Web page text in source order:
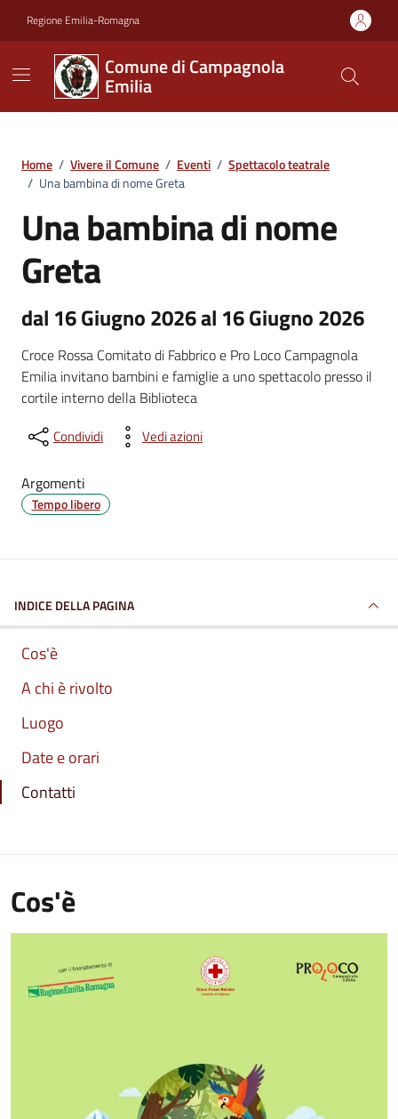
Regione Emilia-Romagna
Comune di Campagnola
Emilia
Home / Vivere il Comune / Eventi / Spettacolo teatrale
/ Una bambina di nome Greta
Una bambina di nome
Greta
dal 16 Giugno 2026 al 16 Giugno 2026
Croce Rossa Comitato di Fabbrico e Pro Loco Campagnola
Emilia invitano bambini e famiglie a uno spettacolo presso il
cortile interno della Biblioteca
Condividi Vedi azioni
Argomenti
Tempo libero
INDICE DELLA PAGINA
Cos'è
A chi è rivolto
Luogo
Date e orari
Contatti
Cos'è